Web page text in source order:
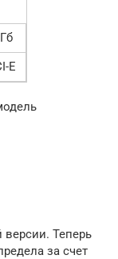
E
Теперь
за счет